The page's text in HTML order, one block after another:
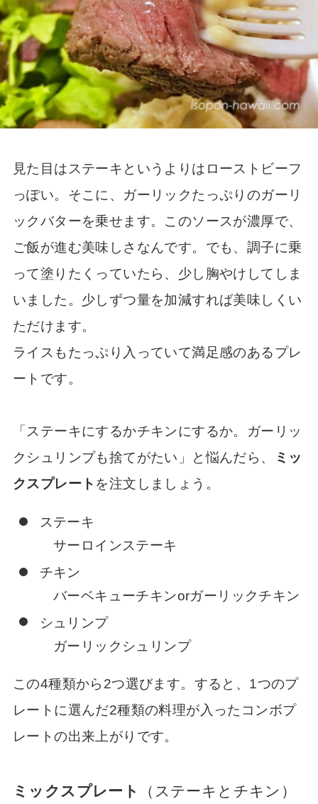
見た目はステーキというよりはローストビーフ
っぽい。そこに、ガーリックたっぷりのガーリ
ックバターを乗せます。このソースが濃厚で、
ご飯が進む美味しさなんです。でも、調子に乗
って塗りたくっていたら、少し胸やけしてしま
いました。少しずつ量を加減すれば美味しくい
ただけます。
ライスもたっぷり入っていて満足感のあるプレ
ートです。
「ステーキにするかチキンにするか。ガーリッ
クシュリンプも捨てがたい」と悩んだら、
ミッ
クスプレート を注文しましょう。
ステーキ
サーロインステーキ
チキン
バーベキューチキンorガーリックチキン
シュリンプ
ガーリックシュリンプ
この4種類から2つ選びます。すると、1つのプ
レートに選んだ2種類の料理が入ったコンボプ
レートの出来上がりです。
ミックスプレート （ステーキとチキン）